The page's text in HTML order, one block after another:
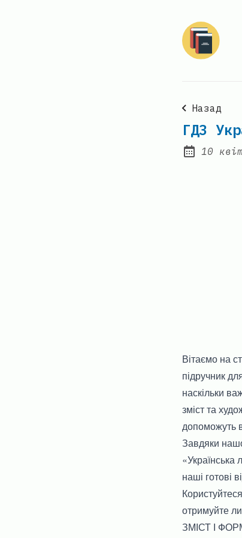
Назад
ГДЗ
Posted
10
Вітаємо на
підручник
наскільки
зміст та
допоможуть
Завдяки
«Українська
наші готові
отримуйте
ЗМІСТ І